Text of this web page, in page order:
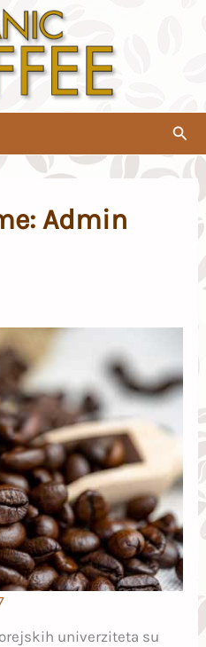
Admin
univerziteta su